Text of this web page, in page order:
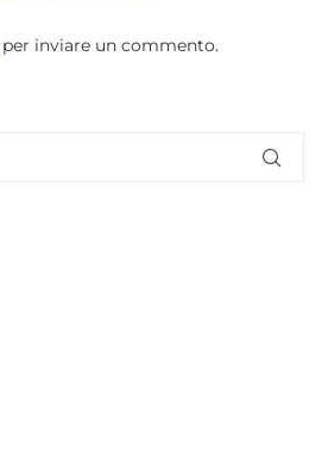
per inviare un commento.